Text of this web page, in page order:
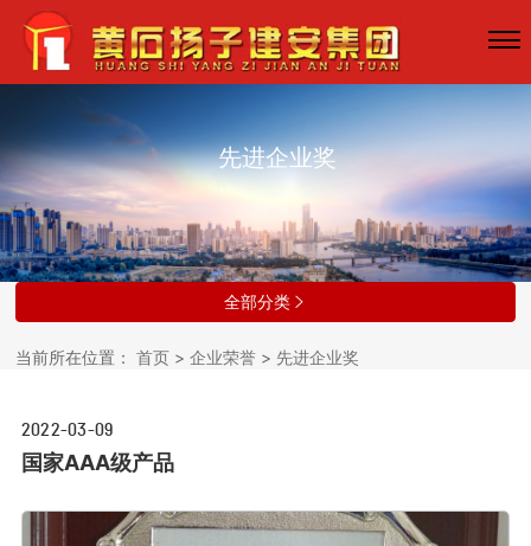
先进企业奖
全部分类
当前所在位置：首页 >企业荣誉 > 先进企业奖
2022-03-09
国家AAA级产品